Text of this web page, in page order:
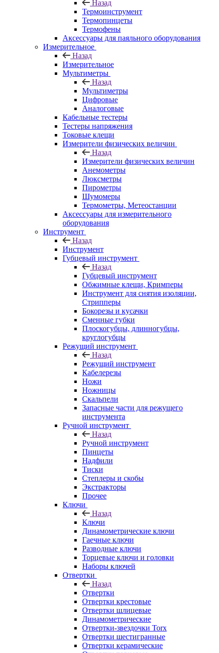
Назад
Термоинструмент
Термопинцеты
Термофены
Аксессуары для паяльного оборудования
Измерительное
Назад
Измерительное
Мультиметры
Назад
Мультиметры
Цифровые
Аналоговые
Кабельные тестеры
Тестеры напряжения
Токовые клещи
Измерители физических величин
Назад
Измерители физических величин
Анемометры
Люксметры
Пирометры
Шумомеры
Термометры, Метеостанции
Аксессуары для измерительного
оборудования
Инструмент
Назад
Инструмент
Губцевый инструмент
Назад
Губцевый инструмент
Обжимные клещи, Кримперы
Инструмент для снятия изоляции,
Стрипперы
Бокорезы и кусачки
Сменные губки
Плоскогубцы, длинногубцы,
круглогубцы
Режущий инструмент
Назад
Режущий инструмент
Кабелерезы
Ножи
Ножницы
Скальпели
Запасные части для режущего
инструмента
Ручной инструмент
Назад
Ручной инструмент
Пинцеты
Надфили
Тиски
Степлеры и скобы
Экстракторы
Прочее
Ключи
Назад
Ключи
Динамометрические ключи
Гаечные ключи
Разводные ключи
Торцевые ключи и головки
Наборы ключей
Отвертки
Назад
Отвертки
Отвертки крестовые
Отвертки шлицевые
Динамометрические
Отвертки-звездочки Torx
Отвертки шестигранные
Отвертки керамические